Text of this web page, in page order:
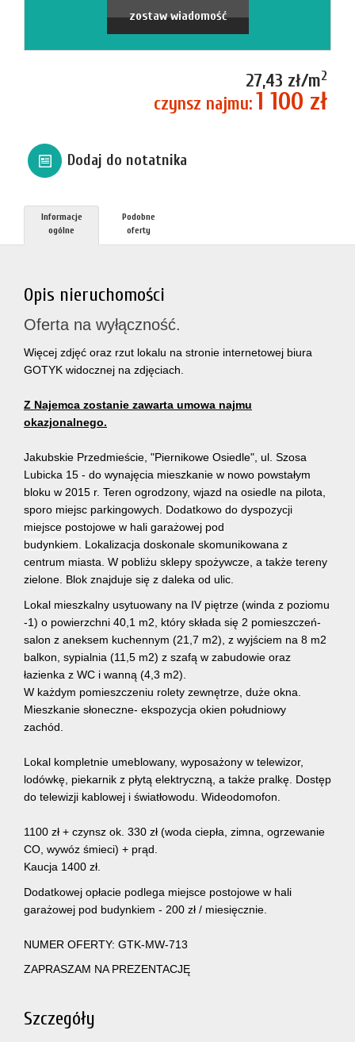
zostaw wiadomość
27,43 zł/m2
czynsz najmu:1 100 zł
Dodaj do notatnika
Informacje
ogólne
Podobne
oferty
Opis nieruchomości
Oferta na wyłączność.
Więcej zdjęć oraz rzut lokalu na stronie internetowej biura
GOTYK widocznej na zdjęciach.
Z Najemca zostanie zawarta umowa najmu
okazjonalnego.
Jakubskie Przedmieście, "Piernikowe Osiedle", ul. Szosa
Lubicka 15 - do wynajęcia mieszkanie w nowo powstałym
bloku w 2015 r. Teren ogrodzony, wjazd na osiedle na pilota,
sporo miejsc parkingowych. Dodatkowo do dyspozycji
miejsce postojowe w hali garażowej pod
budynkiem. Lokalizacja doskonale skomunikowana z
centrum miasta. W pobliżu sklepy spożywcze, a także tereny
zielone. Blok znajduje się z daleka od ulic.
Lokal mieszkalny usytuowany na IV piętrze (winda z poziomu
-1) o powierzchni 40,1 m2, który składa się 2 pomieszczeń-
salon z aneksem kuchennym (21,7 m2), z wyjściem na 8 m2
balkon, sypialnia (11,5 m2) z szafą w zabudowie oraz
łazienka z WC i wanną (4,3 m2).
W każdym pomieszczeniu rolety zewnętrze, duże okna.
Mieszkanie słoneczne- ekspozycja okien południowy
zachód.
Lokal kompletnie umeblowany, wyposażony w telewizor,
lodówkę, piekarnik z płytą elektryczną, a także pralkę. Dostęp
do telewizji kablowej i światłowodu. Wideodomofon.
1100 zł + czynsz ok. 330 zł (woda ciepła, zimna, ogrzewanie
CO, wywóz śmieci) + prąd.
Kaucja 1400 zł.
Dodatkowej opłacie podlega miejsce postojowe w hali
garażowej pod budynkiem - 200 zł / miesięcznie.
NUMER OFERTY: GTK-MW-713
ZAPRASZAM NA PREZENTACJĘ
Szczegóły